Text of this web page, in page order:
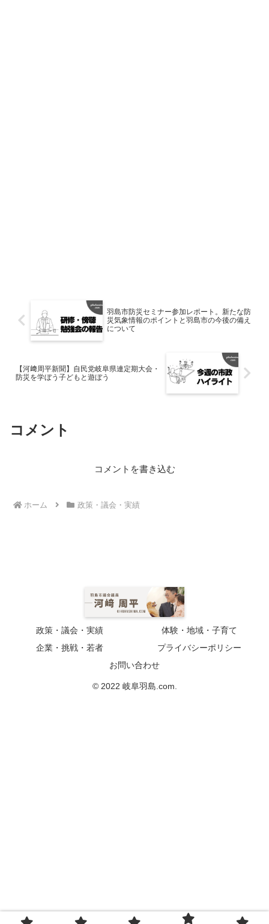
羽島市防災セミナー参加レポート。新たな防
災気象情報のポイントと羽島市の今後の備え
について
【河﨑周平新聞】自民党岐阜県連定期大会・
防災を学ぼう子どもと遊ぼう
コメント
コメントを書き込む
ホーム 政策・議会・実績
政策・議会・実績
体験・地域・子育て
企業・挑戦・若者
プライバシーポリシー
お問い合わせ
© 2022 岐阜羽島.com.